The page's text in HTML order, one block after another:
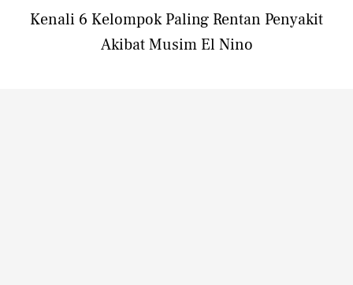
Kenali 6 Kelompok Paling Rentan Penyakit
Akibat Musim El Nino